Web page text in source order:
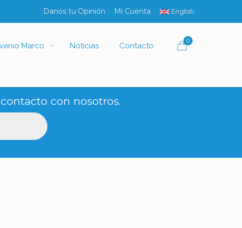
Danos tu Opinión Mi Cuenta English
Marco Noticias Contacto
0
con nosotros.